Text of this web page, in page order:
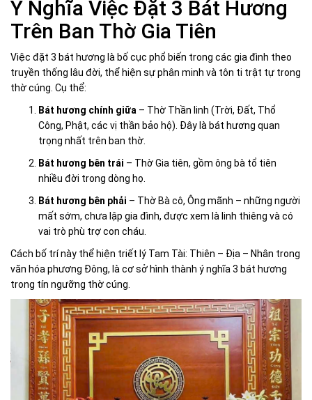
Ý Nghĩa Việc Đặt 3 Bát Hương
Trên Ban Thờ Gia Tiên
Việc đặt 3 bát hương là bố cục phổ biến trong các gia đình theo
truyền thống lâu đời, thể hiện sự phân minh và tôn ti trật tự trong
thờ cúng. Cụ thể:
Bát hương chính giữa – Thờ Thần linh (Trời, Đất, Thổ
Công, Phật, các vị thần bảo hộ). Đây là bát hương quan
trọng nhất trên ban thờ.
Bát hương bên trái – Thờ Gia tiên, gồm ông bà tổ tiên
nhiều đời trong dòng họ.
Bát hương bên phải – Thờ Bà cô, Ông mãnh – những người
mất sớm, chưa lập gia đình, được xem là linh thiêng và có
vai trò phù trợ con cháu.
Cách bố trí này thể hiện triết lý Tam Tài: Thiên – Địa – Nhân trong
văn hóa phương Đông, là cơ sở hình thành ý nghĩa 3 bát hương
trong tín ngưỡng thờ cúng.